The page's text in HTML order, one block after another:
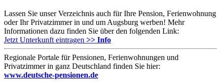
Lassen Sie unser Verzeichnis auch für Ihre Pension, Ferienwohnung
oder Ihr Privatzimmer in und um Augsburg werben! Mehr
Informationen dazu finden Sie über den folgenden Link:
Jetzt Unterkunft eintragen >> Info
Regionale Portale für Pensionen, Ferienwohnungen und
Privatzimmer in ganz Deutschland finden Sie hier:
www.deutsche-pensionen.de